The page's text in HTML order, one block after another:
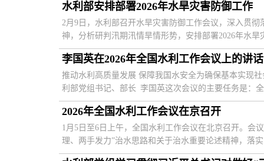
水利部安排部署2026年水旱灾害防御工作
2月9日，水利部召开水旱灾害防御工作会议，深入贯
神，分析研判汛期汛情旱情形势，安排部署2026年水旱
李国英在2026年全国水利工作会议上的讲话
推动水利高质量发展 保障我国水安全为确保基本实现
利部党组书记、部长 李国英这次会议的主要任务是：
2026年全国水利工作会议在京召开
1月5日至6日上午，全国水利工作会议在北京召开。会
理、两手发力”治水思路和关于治水重要论述精神，落